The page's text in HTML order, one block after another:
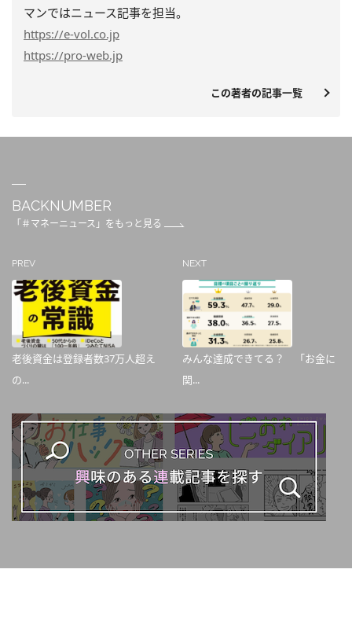
マンではニュース記事を担当。
https://e-vol.co.jp
https://pro-web.jp
この著者の記事一覧
BACKNUMBER
「＃マネーニュース」をもっと見る
PREV
老後資金は登録者数37万人超え
の...
NEXT
みんな達成できてる？ 「お金に
関...